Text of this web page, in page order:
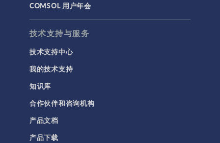
COMSOL 用户年会
技术支持与服务
技术支持中心
我的技术支持
知识库
合作伙伴和咨询机构
产品文档
产品下载